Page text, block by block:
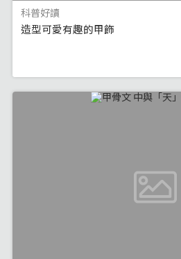
科普好讀
造型可愛有趣的甲飾